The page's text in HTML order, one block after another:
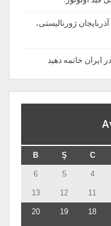
(1878-1934) — آذربایجان ژورنالیستی،
خاتمه دهید
C
Ş
B
11
12
13
18
19
20